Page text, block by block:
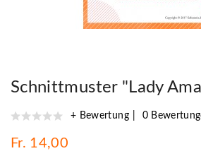
Schnittmuster "Lady
+ Bewertung 0
Fr. 14,00